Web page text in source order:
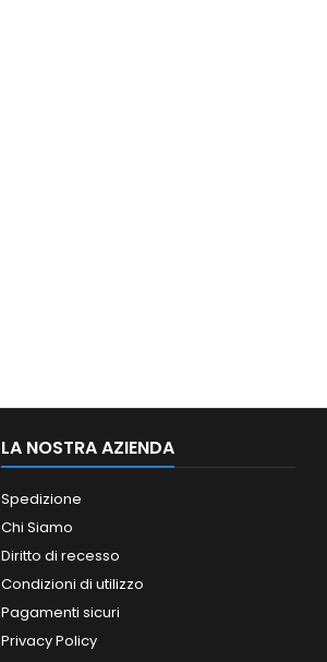
LA NOSTRA AZIENDA
Spedizione
Chi Siamo
Diritto di recesso
Condizioni di utilizzo
Pagamenti sicuri
Privacy Policy